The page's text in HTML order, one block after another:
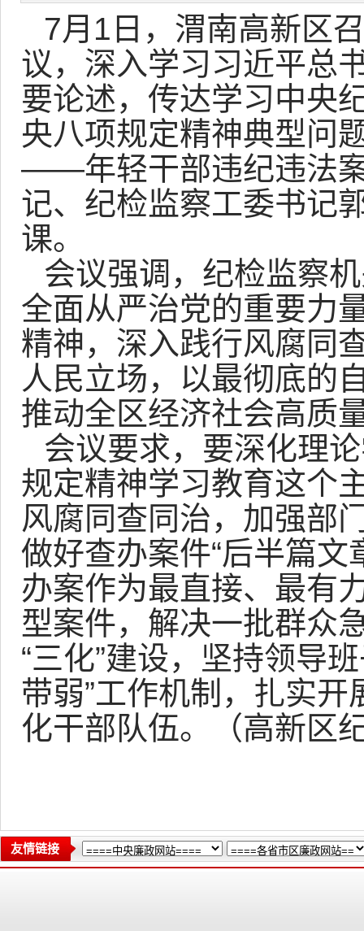
7月1日，渭南高新区
议，深入学习习近平总
要论述，传达学习中央
央八项规定精神典型问
——年轻干部违纪违法
记、纪检监察工委书记
课。
会议强调，纪检监察
全面从严治党的重要力
精神，深入践行风腐同
人民立场，以最彻底的
推动全区经济社会高质
会议要求，要深化理
规定精神学习教育这个
风腐同查同治，加强部
做好查办案件“后半篇文
办案作为最直接、最有
型案件，解决一批群众
“三化”建设，坚持领导
带弱”工作机制，扎实
化干部队伍。（高新区
友情链接